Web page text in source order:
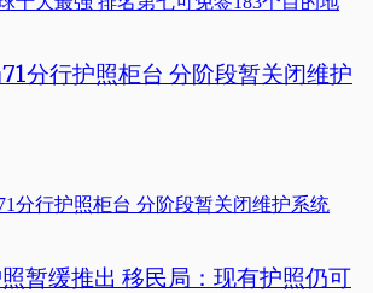
分行护照柜台 分阶段暂关闭维护
暂缓推出 移民局：现有护照仍可